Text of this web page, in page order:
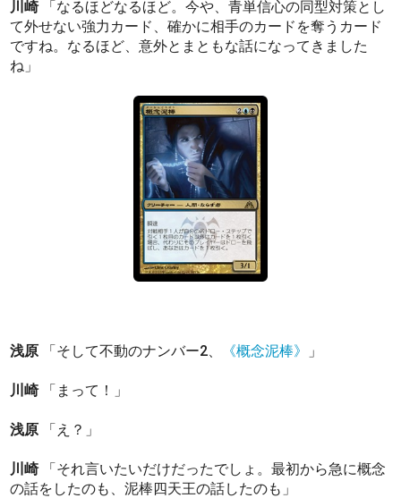
川崎「なるほどなるほど。今や、青単信心の同型対策とし
て外せない強力カード、確かに相手のカードを奪うカード
ですね。なるほど、意外とまともな話になってきました
ね」
浅原 「そして不動のナンバー2、 《概念泥棒》 」
川崎「まって！」
浅原 「え？」
川崎「それ言いたいだけだったでしょ。最初から急に概念
の話をしたのも、泥棒四天王の話したのも」